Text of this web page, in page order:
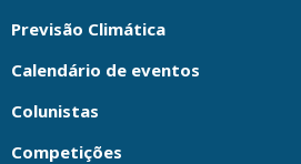
Previsão Climática
Calendário de eventos
Colunistas
Competições